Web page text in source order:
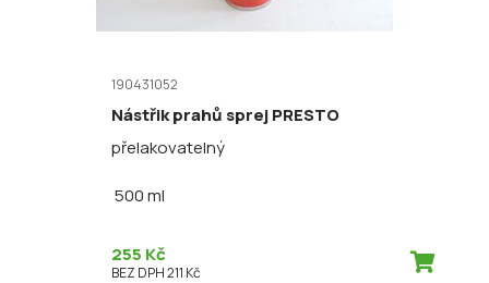
190431052
Nástřik prahů sprej PRESTO
přelakovatelný
500 ml
255 Kč
BEZ DPH 211 Kč